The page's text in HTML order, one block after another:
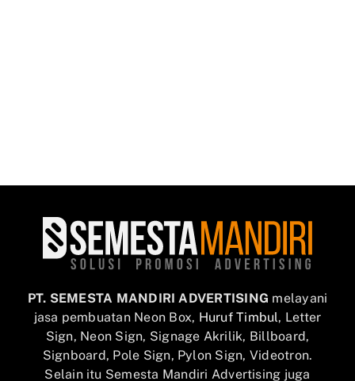
PT. SEMESTA MANDIRI ADVERTISING melayani
jasa pembuatan Neon Box, Huruf Timbul, Letter
Sign, Neon Sign, Signage Akrilik, Billboard,
Signboard, Pole Sign, Pylon Sign, Videotron.
Selain itu Semesta Mandiri Advertising juga